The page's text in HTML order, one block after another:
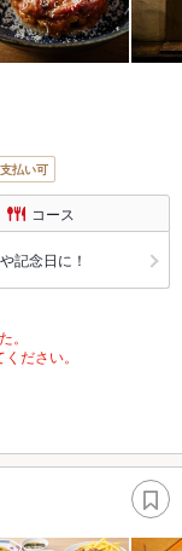
払い可
コース
記念日に！
。
ださい。